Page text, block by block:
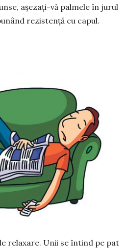
așe­zați-vă pal­me­le în jurul
rezis­tență cu capul.
rela­xare. Unii se în­tind pe pat